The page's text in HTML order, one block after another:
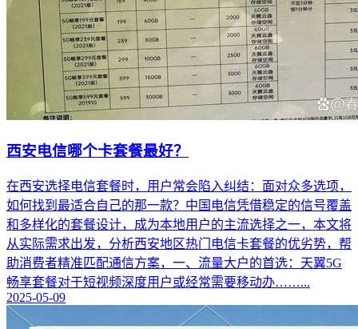
西安电信哪个卡套餐最好？
在西安选择电信套餐时，用户常会陷入纠结：面对众多选项，
如何找到最适合自己的那一款？中国电信凭借稳定的信号覆盖
和多样化的套餐设计，成为本地用户的主流选择之一，本文将
从实际需求出发，分析西安地区热门电信卡套餐的优劣势，帮
助消费者精准匹配通信方案，一、流量大户的首选：天翼5G
畅享套餐对于短视频深度用户或经常需要移动办……...
2025-05-09